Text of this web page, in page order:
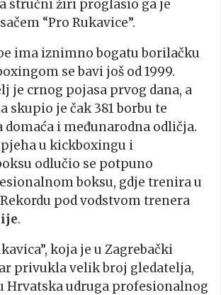
a stručni žiri proglasio ga je
“Pro Rukavice”.
ima iznimno bogatu borilačku
se bavi još od 1999.
je crnog pojasa prvog dana, a
skupio je čak 381 borbu te
i međunarodna odličja.
u kickboxingu i
odlučio se potpuno
boksu, gdje trenira u
pod vodstvom trenera
.
koja je u Zagrebački
privukla velik broj gledatelja,
Hrvatska udruga profesionalnog